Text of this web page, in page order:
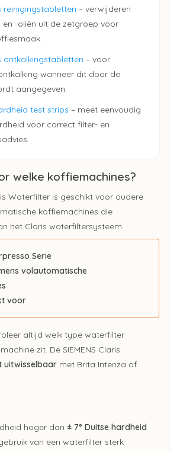
reinigingstabletten – verwijderen
en -oliën uit de zetgroep voor
ontkalkingstabletten – voor
wanneer dit door de
aangegeven.
test strips – meet eenvoudig
voor correct filter- en
welke koffiemachines?
Waterfilter is geschikt voor oudere
koffiemachines die
het Claris waterfiltersysteem.
Serie
volautomatische
voor
altijd welk type waterfilter
zit. De SIEMENS Claris
uitwisselbaar met Brita Intenza of
hoger dan ± 7° Duitse hardheid
van een waterfilter sterk